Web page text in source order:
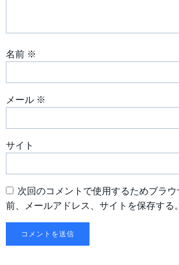
名前 ※
メール ※
サイト
次回のコメントで使用するためブラ
前、メールアドレス、サイトを保存する。